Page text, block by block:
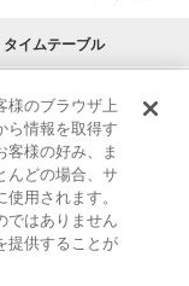
タイムテーブル
チャート
リクエスト
&ご招待
| サポート
キーの詳細
様のブラウザ上
ら情報を取得す
客様の好み、ま
んどの場合、サ
用されます。
ではありません
提供することが